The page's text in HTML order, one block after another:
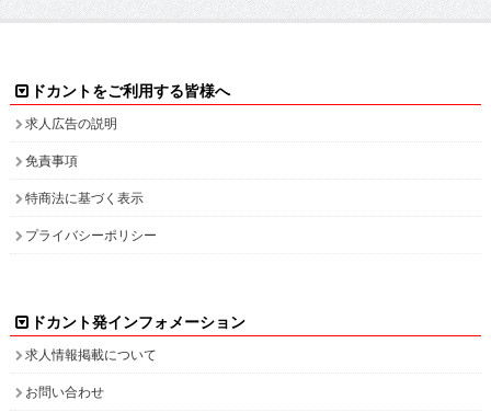
求人広告の説明
免責事項
特商法に基づく表示
プライバシーポリシー
求人情報掲載について
お問い合わせ